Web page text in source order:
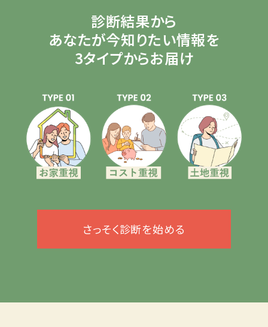
診断結果から
あなたが今知りたい情報を
3タイプからお届け
さっそく診断を始める